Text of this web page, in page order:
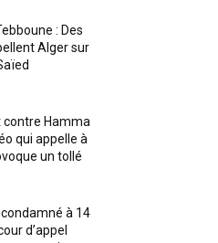
: Des
Alger sur
contre Hamma
qui appelle à
un tollé
à 14
d’appel